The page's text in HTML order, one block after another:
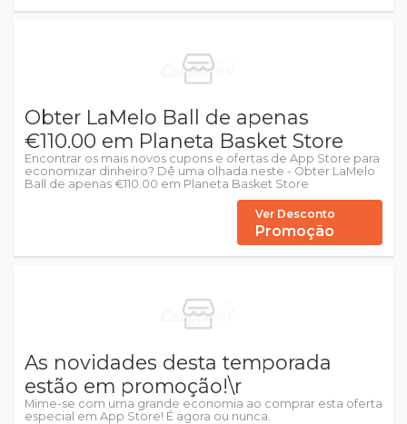
Obter LaMelo Ball de apenas
€110.00 em Planeta Basket Store
Encontrar os mais novos cupons e ofertas de App Store para
economizar dinheiro? Dê uma olhada neste - Obter LaMelo
Ball de apenas €110.00 em Planeta Basket Store
Ver Desconto
Promoção
As novidades desta temporada
estão em promoção!\r
Mime-se com uma grande economia ao comprar esta oferta
especial em App Store! É agora ou nunca.